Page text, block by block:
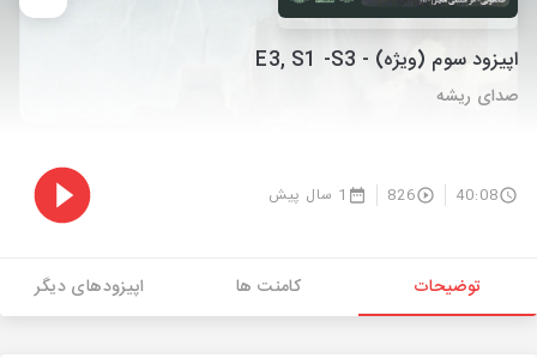
اپیزود سوم (ویژه) - E3, S1 -S3
صدای ریشه
40:08
826 1 سال پیش
توضیحات کامنت ها اپیزودهای دیگر